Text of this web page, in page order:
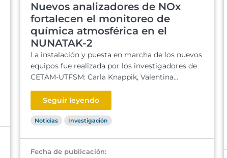
Nuevos analizadores de NOx
fortalecen el monitoreo de
química atmosférica en el
NUNATAK-2
La instalación y puesta en marcha de los nuevos
equipos fue realizada por los investigadores de
CETAM-UTFSM: Carla Knappik, Valentina...
Seguir leyendo
Noticias Investigación
Fecha de publicación: